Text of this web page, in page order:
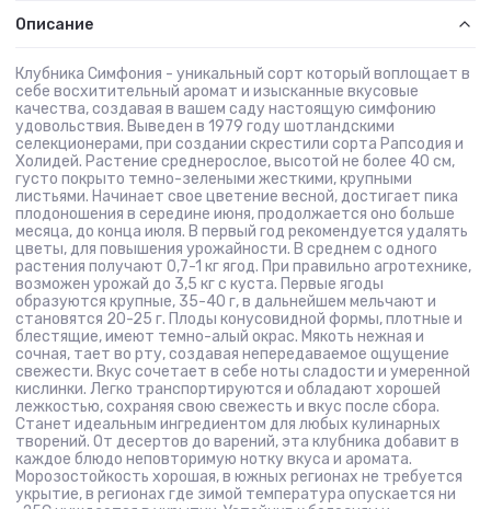
Описание
Клубника Симфония - уникальный сорт который воплощает в
себе восхитительный аромат и изысканные вкусовые
качества, создавая в вашем саду настоящую симфонию
удовольствия. Выведен в 1979 году шотландскими
селекционерами, при создании скрестили сорта Рапсодия и
Холидей. Растение среднерослое, высотой не более 40 см,
густо покрыто темно-зелеными жесткими, крупными
листьями. Начинает свое цветение весной, достигает пика
плодоношения в середине июня, продолжается оно больше
месяца, до конца июля. В первый год рекомендуется удалять
цветы, для повышения урожайности. В среднем с одного
растения получают 0,7-1 кг ягод. При правильно агротехнике,
возможен урожай до 3,5 кг с куста. Первые ягоды
образуются крупные, 35-40 г, в дальнейшем мельчают и
становятся 20-25 г. Плоды конусовидной формы, плотные и
блестящие, имеют темно-алый окрас. Мякоть нежная и
сочная, тает во рту, создавая непередаваемое ощущение
свежести. Вкус сочетает в себе ноты сладости и умеренной
кислинки. Легко транспортируются и обладают хорошей
лежкостью, сохраняя свою свежесть и вкус после сбора.
Станет идеальным ингредиентом для любых кулинарных
творений. От десертов до варений, эта клубника добавит в
каждое блюдо неповторимую нотку вкуса и аромата.
Морозостойкость хорошая, в южных регионах не требуется
укрытие, в регионах где зимой температура опускается ни